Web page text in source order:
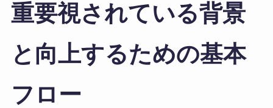
重要視されている背景
と向上するための基本
フロー